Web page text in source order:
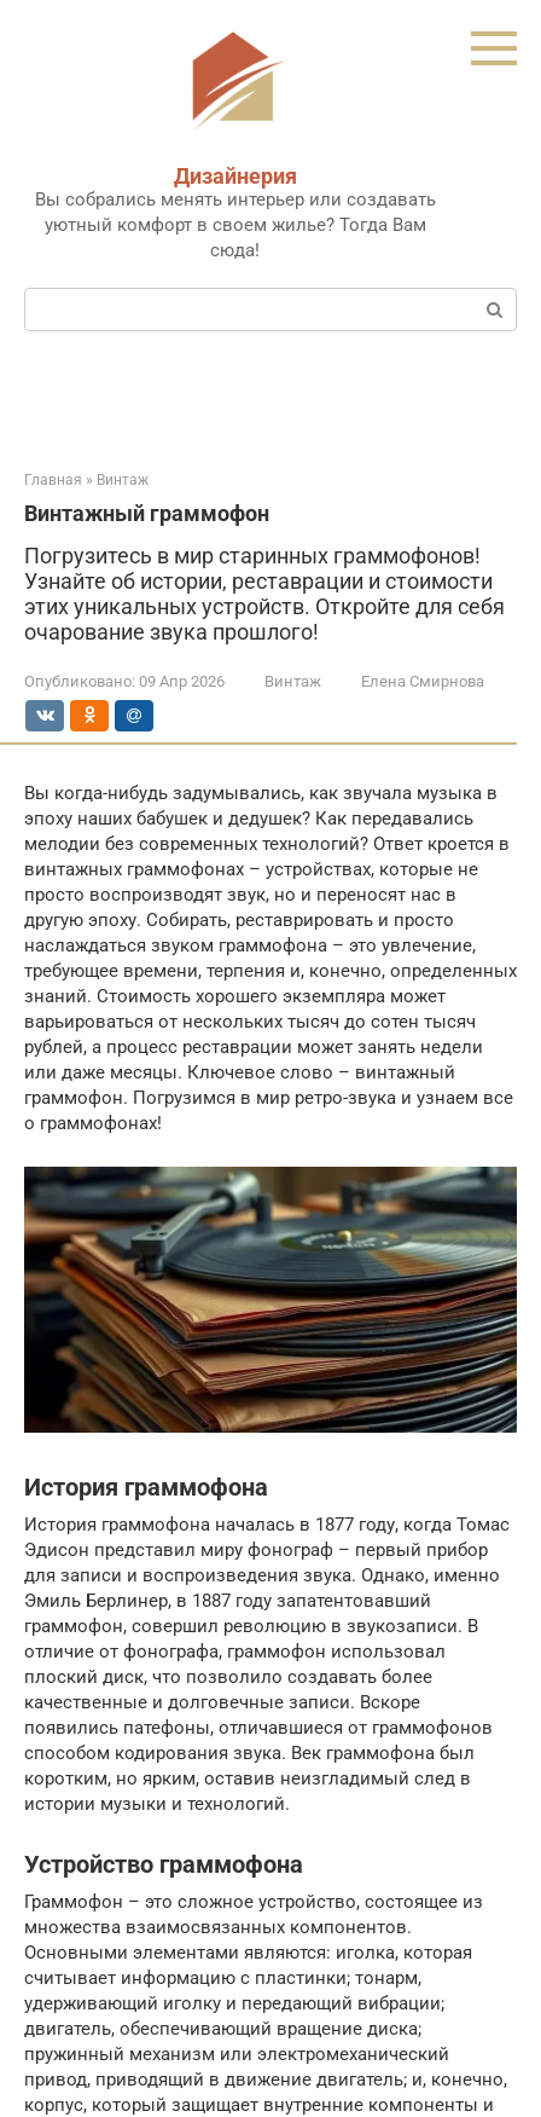
Дизайнерия
Вы собрались менять интерьер или создавать
уютный комфорт в своем жилье? Тогда Вам
сюда!
Поиск:
Главная » Винтаж
Винтажный граммофон
Погрузитесь в мир старинных граммофонов!
Узнайте об истории, реставрации и стоимости
этих уникальных устройств. Откройте для себя
очарование звука прошлого!
Опубликовано: 09 Апр 2026 Винтаж Елена Смирнова
Вы когда-нибудь задумывались, как звучала музыка в
эпоху наших бабушек и дедушек? Как передавались
мелодии без современных технологий? Ответ кроется в
винтажных граммофонах – устройствах, которые не
просто воспроизводят звук, но и переносят нас в
другую эпоху. Собирать, реставрировать и просто
наслаждаться звуком граммофона – это увлечение,
требующее времени, терпения и, конечно, определенных
знаний. Стоимость хорошего экземпляра может
варьироваться от нескольких тысяч до сотен тысяч
рублей, а процесс реставрации может занять недели
или даже месяцы. Ключевое слово – винтажный
граммофон. Погрузимся в мир ретро-звука и узнаем все
о граммофонах!
История граммофона
История граммофона началась в 1877 году, когда Томас
Эдисон представил миру фонограф – первый прибор
для записи и воспроизведения звука. Однако, именно
Эмиль Берлинер, в 1887 году запатентовавший
граммофон, совершил революцию в звукозаписи. В
отличие от фонографа, граммофон использовал
плоский диск, что позволило создавать более
качественные и долговечные записи. Вскоре
появились патефоны, отличавшиеся от граммофонов
способом кодирования звука. Век граммофона был
коротким, но ярким, оставив неизгладимый след в
истории музыки и технологий.
Устройство граммофона
Граммофон – это сложное устройство, состоящее из
множества взаимосвязанных компонентов.
Основными элементами являются: иголка, которая
считывает информацию с пластинки; тонарм,
удерживающий иголку и передающий вибрации;
двигатель, обеспечивающий вращение диска;
пружинный механизм или электромеханический
привод, приводящий в движение двигатель; и, конечно,
корпус, который защищает внутренние компоненты и